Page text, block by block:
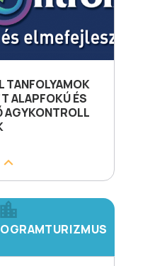
TANFOLYAMOK
ALAPFOKÚ ÉS
AGYKONTROLL